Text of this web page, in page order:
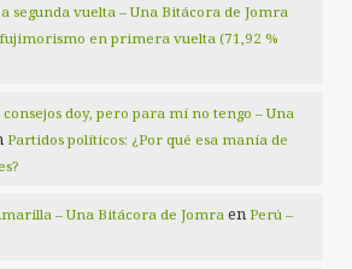
segunda vuelta – Una Bitácora de Jomra
en primera vuelta (71,92 %
doy, pero para mí no tengo – Una
Partidos políticos: ¿Por qué esa manía de
– Una Bitácora de Jomra en Perú –